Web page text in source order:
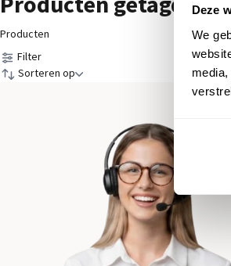
Deze
We
Producten
Filter
Sorteren op